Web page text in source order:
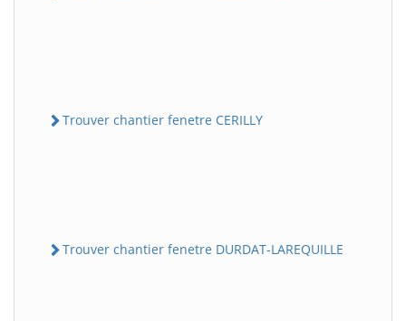
Trouver chantier fenetre CERILLY
Trouver chantier fenetre DURDAT-LAREQUILLE